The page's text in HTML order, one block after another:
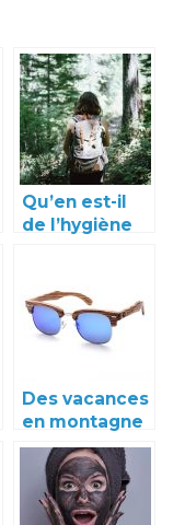
Qu’en est-il
de l’hygiène
Des vacances
en montagne
avec des
lunettes en
bois
tendances